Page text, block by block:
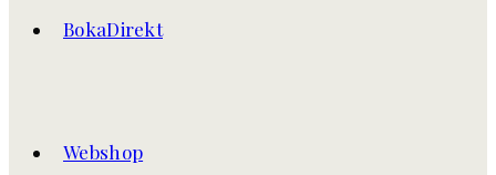
BokaDirekt
Webshop